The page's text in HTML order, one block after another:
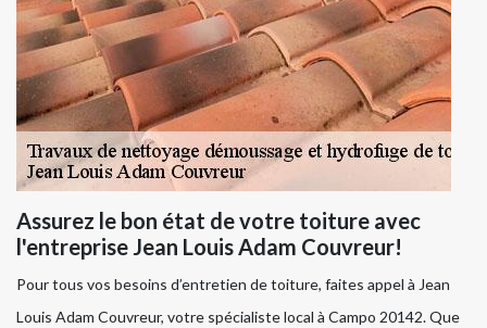
Assurez le bon état de votre toiture avec
l'entreprise Jean Louis Adam Couvreur!
Pour tous vos besoins d’entretien de toiture, faites appel à Jean
Louis Adam Couvreur, votre spécialiste local à Campo 20142. Que